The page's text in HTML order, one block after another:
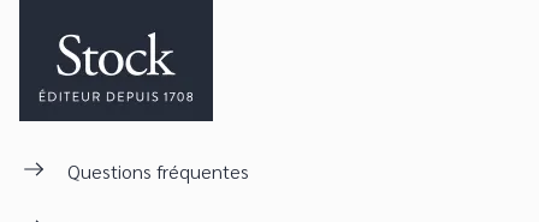
Questions fréquentes